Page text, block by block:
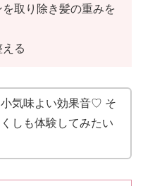
取り除き髪の重みを
る
気味よい効果音♡ そ
しも体験してみたい